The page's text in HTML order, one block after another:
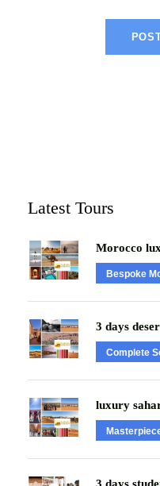
Latest Tours
Morocco
Bespoke
3 days
Complete
luxury